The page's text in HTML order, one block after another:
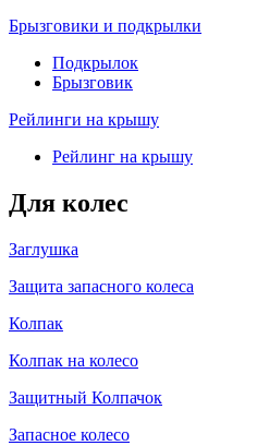
Брызговики и подкрылки
Подкрылок
Брызговик
Рейлинги на крышу
Рейлинг на крышу
Для колес
Заглушка
Защита запасного колеса
Колпак
Колпак на колесо
Защитный Колпачок
Запасное колесо